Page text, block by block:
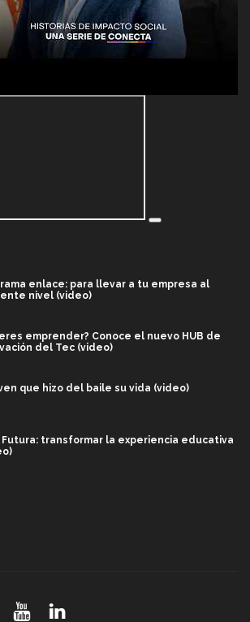
enlace: para llevar a tu empresa al
nivel (video)
emprender? Conoce el nuevo HUB de
del Tec (video)
que hizo del baile su vida (video)
Futura: transformar la experiencia educativa
(video)